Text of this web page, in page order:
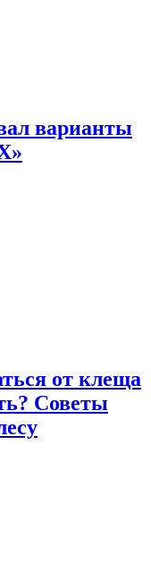
варианты
от клеща
Советы